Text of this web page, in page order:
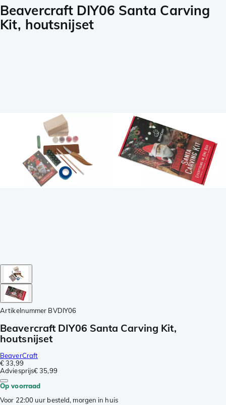
Beavercraft DIY06 Santa Carving
Kit, houtsnijset
Artikelnummer BVDIY06
Beavercraft DIY06 Santa Carving Kit,
houtsnijset
BeaverCraft
€ 33,99
Adviesprijs€ 35,99
Op voorraad
Voor 22:00 uur besteld, morgen in huis